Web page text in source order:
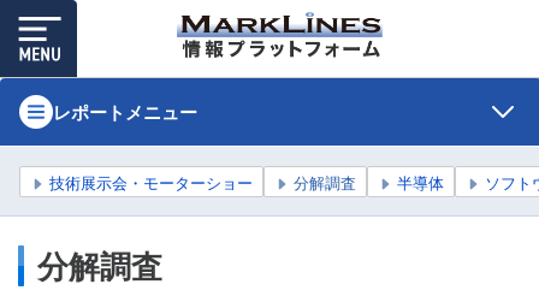
レポートメニュー
技術展示会・モーターショー 分解調査 半導体 ソフト
分解調査